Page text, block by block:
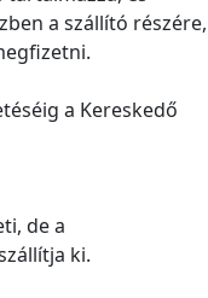
a szállító részére,
a Kereskedő
de a
ki.